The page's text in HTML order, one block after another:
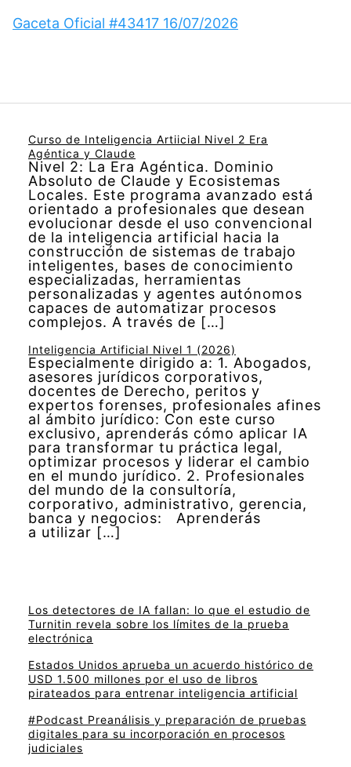
Gaceta Oficial #43417 16/07/2026
Curso de Inteligencia Artiicial Nivel 2 Era
Agéntica y Claude
Nivel 2: La Era Agéntica. Dominio
Absoluto de Claude y Ecosistemas
Locales. Este programa avanzado está
orientado a profesionales que desean
evolucionar desde el uso convencional
de la inteligencia artificial hacia la
construcción de sistemas de trabajo
inteligentes, bases de conocimiento
especializadas, herramientas
personalizadas y agentes autónomos
capaces de automatizar procesos
complejos. A través de […]
Inteligencia Artificial Nivel 1 (2026)
Especialmente dirigido a: 1. Abogados,
asesores jurídicos corporativos,
docentes de Derecho, peritos y
expertos forenses, profesionales afines
al ámbito jurídico: Con este curso
exclusivo, aprenderás cómo aplicar IA
para transformar tu práctica legal,
optimizar procesos y liderar el cambio
en el mundo jurídico. 2. Profesionales
del mundo de la consultoría,
corporativo, administrativo, gerencia,
banca y negocios: Aprenderás
a utilizar […]
Los detectores de IA fallan: lo que el estudio de
Turnitin revela sobre los límites de la prueba
electrónica
Estados Unidos aprueba un acuerdo histórico de
USD 1.500 millones por el uso de libros
pirateados para entrenar inteligencia artificial
#Podcast Preanálisis y preparación de pruebas
digitales para su incorporación en procesos
judiciales